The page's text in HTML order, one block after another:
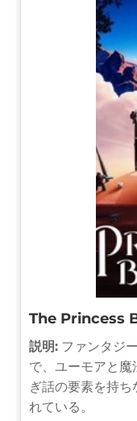
The Princess
説明: ファンタジ
で、ユーモアと魔
ぎ話の要素を持
れている。